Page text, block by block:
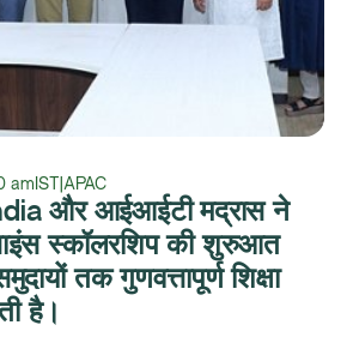
am IST |APAC
और आईआईटी मद्रास ने
स्कॉलरशिप की शुरुआत
तक गुणवत्तापूर्ण शिक्षा
है।